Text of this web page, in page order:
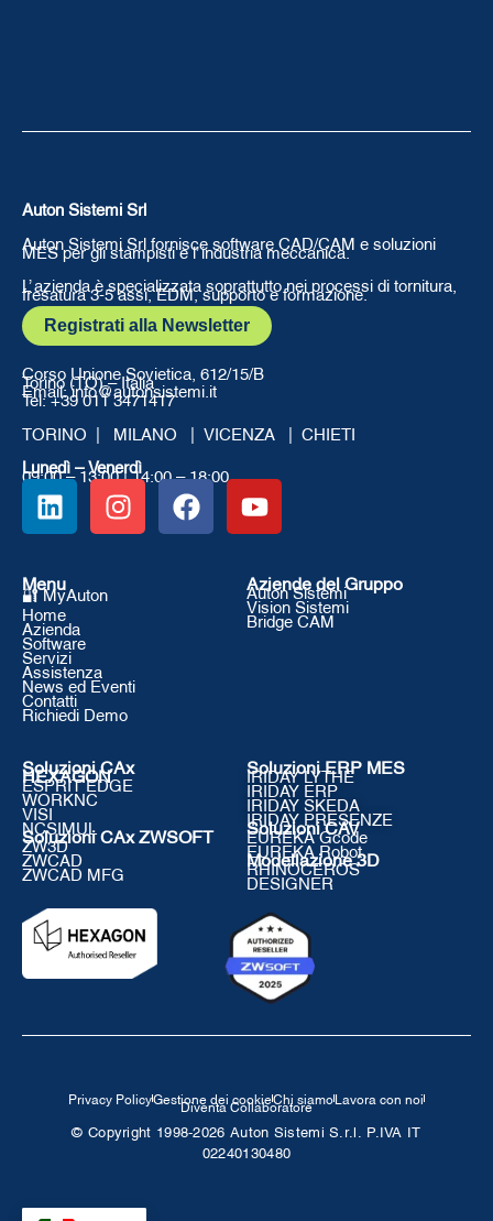
Auton Sistemi Srl
Auton Sistemi Srl fornisce software CAD/CAM e soluzioni
MES per gli stampisti e l’ industria meccanica.
L’ azienda è specializzata soprattutto nei processi di tornitura,
fresatura 3-5 assi, EDM, supporto e formazione.
Registrati alla Newsletter
Corso Unione Sovietica, 612/15/B
Torino (TO) – Italia
Email: info@autonsistemi.it
Tel: +39 011 3471417
TORINO | MILANO | VICENZA | CHIETI
Lunedì – Venerdì
09:00 – 13:00 | 14:00 – 18:00
Menu
🔐 MyAuton
Home
Azienda
Software
Servizi
Assistenza
News ed Eventi
Contatti
Richiedi Demo
Aziende del Gruppo
Auton Sistemi
Vision Sistemi
Bridge CAM
Soluzioni CAx
HEXAGON
ESPRIT EDGE
WORKNC
VISI
NCSIMUL
Soluzioni CAx ZWSOFT
ZW3D
ZWCAD
ZWCAD MFG
Soluzioni ERP MES
IRIDAY LYTHE
IRIDAY ERP
IRIDAY SKEDA
IRIDAY PRESENZE
Soluzioni CAV
EUREKA Gcode
EUREKA Robot
Modellazione 3D
RHINOCEROS
DESIGNER
© Copyright 1998-2026 Auton Sistemi S.r.l. P.IVA IT
02240130480
Privacy PolicyGestione dei cookie Chi siamo
Lavora con noi
Diventa Collaboratore